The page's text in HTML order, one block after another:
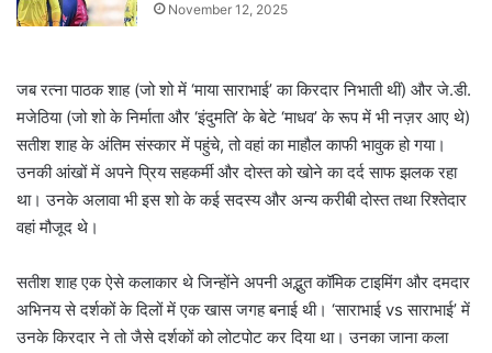
November 12, 2025
जब रत्ना पाठक शाह (जो शो में ‘माया साराभाई’ का किरदार निभाती थीं) और जे.डी.
मजेठिया (जो शो के निर्माता और ‘इंदुमति’ के बेटे ‘माधव’ के रूप में भी नज़र आए थे)
सतीश शाह के अंतिम संस्कार में पहुंचे, तो वहां का माहौल काफी भावुक हो गया।
उनकी आंखों में अपने प्रिय सहकर्मी और दोस्त को खोने का दर्द साफ झलक रहा
था। उनके अलावा भी इस शो के कई सदस्य और अन्य करीबी दोस्त तथा रिश्तेदार
वहां मौजूद थे।
सतीश शाह एक ऐसे कलाकार थे जिन्होंने अपनी अद्भुत कॉमिक टाइमिंग और दमदार
अभिनय से दर्शकों के दिलों में एक खास जगह बनाई थी। ‘साराभाई vs साराभाई’ में
उनके किरदार ने तो जैसे दर्शकों को लोटपोट कर दिया था। उनका जाना कला